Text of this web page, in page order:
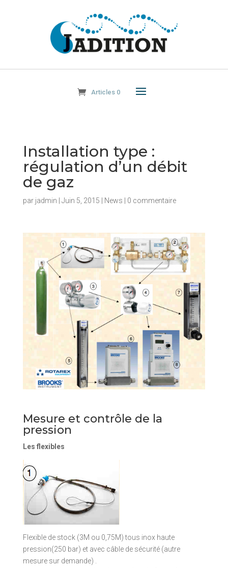
Articles 0
Installation type :
régulation d’un débit
de gaz
par jadmin Juin 5, 2015 News 0 commentaire
Mesure et contrôle de la
pression
Les flexibles
Flexible de stock (3M ou 0,75M) tous inox haute
pression(250 bar) et avec câble de sécurité (autre
mesure sur demande) .